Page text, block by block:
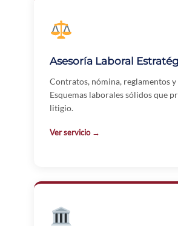
Asesoría Laboral
Contratos, nómina, reglamentos
Esquemas laborales sólidos que
litigio.
Ver servicio →